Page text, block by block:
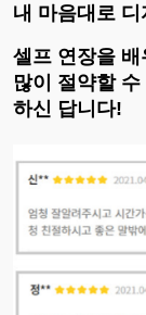
내 마음대로
셀프 연장을
많이 절약할
하신 답니다!